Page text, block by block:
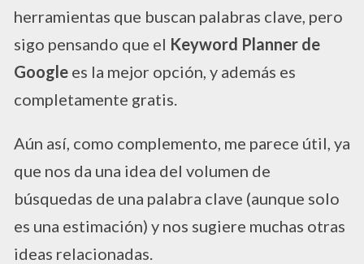
herramientas que buscan palabras clave, pero
sigo pensando que el Keyword Planner de
Google es la mejor opción, y además es
completamente gratis.
Aún así, como complemento, me parece útil, ya
que nos da una idea del volumen de
búsquedas de una palabra clave (aunque solo
es una estimación) y nos sugiere muchas otras
ideas relacionadas.